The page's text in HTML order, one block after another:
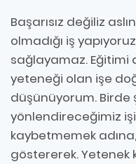
Başarısız değiliz
olmadığı iş
sağlayamaz. Eğitimi
yeteneği olan işe
düşünüyorum.
yönlendireceğimiz
kaybetmemek
göstererek. Yetenek